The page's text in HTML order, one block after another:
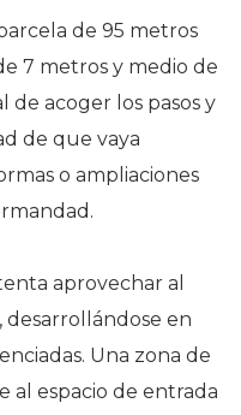
de 95 metros
7 metros y medio de
de acoger los pasos y
de que vaya
o ampliaciones
aprovechar al
desarrollándose en
Una zona de
al espacio de entrada